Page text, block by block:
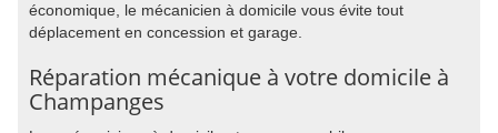
économique, le mécanicien à domicile vous évite tout
déplacement en concession et garage.
Réparation mécanique à votre domicile à
Champanges